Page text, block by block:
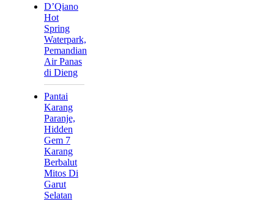
D’Qiano
Hot
Spring
Waterpark,
Pemandian
Air Panas
di Dieng
Pantai
Karang
Paranje,
Hidden
Gem 7
Karang
Berbalut
Mitos Di
Garut
Selatan